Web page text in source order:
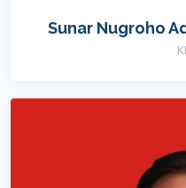
Sunar Nugroho